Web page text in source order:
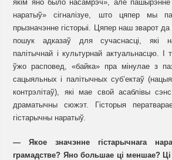
якім яно было насамрэч», але пашырэнне
наратыў» сігналізуе, што цяпер мы
прызначэнне гісторыі. Цяпер наш зварот
пошук адказаў для сучаснасці, які
палітычнай і культурнай актуальнасцю.
ўжо расповед, «байка» пра мінулае з
сацыяльных і палітычных суб’ектаў
контрэлітаў), які мае свой асаблівы
драматычны сюжэт. Гісторыя
гістарычны наратыў.
— Якое значэнне гістарычнага
грамадстве? Яно большае ці меншае?